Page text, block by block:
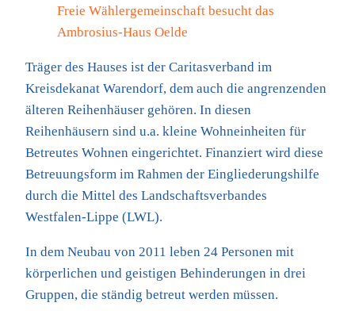
Freie Wählergemeinschaft besucht das
Ambrosius-Haus Oelde
Träger des Hauses ist der Caritasverband im
Kreisdekanat Warendorf, dem auch die angrenzenden
älteren Reihenhäuser gehören. In diesen
Reihenhäusern sind u.a. kleine Wohneinheiten für
Betreutes Wohnen eingerichtet. Finanziert wird diese
Betreuungsform im Rahmen der Eingliederungshilfe
durch die Mittel des Landschaftsverbandes
Westfalen-Lippe (LWL).
In dem Neubau von 2011 leben 24 Personen mit
körperlichen und geistigen Behinderungen in drei
Gruppen, die ständig betreut werden müssen.